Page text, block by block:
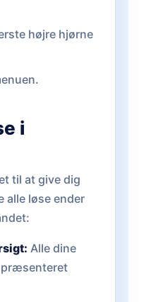
højre hjørne
i
til at give dig
alle løse ender
Alle dine
præsenteret